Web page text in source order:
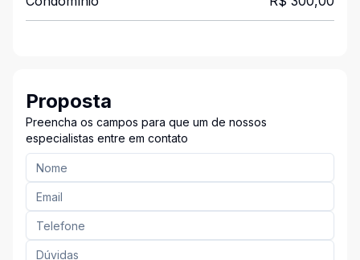
Proposta
Preencha os campos para que um de nossos
especialistas entre em contato